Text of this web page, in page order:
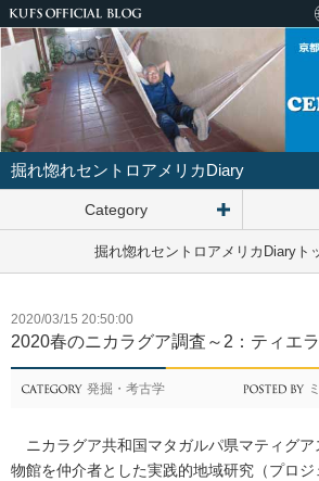
ペ
ー
先
頭
で
す。
ペ
へ
掘れ惚れセントロアメリカDiary
Category
掘れ惚れセントロアメリカDiaryト
メ
コ
ン
テ
ン
2020/03/15 20:50:00
2020春のニカラグア調査～2：ティエ
発掘・考古学
ニカラグア共和国マタガルパ県マティグア
物館を仲介者とした実践的地域研究（プロ